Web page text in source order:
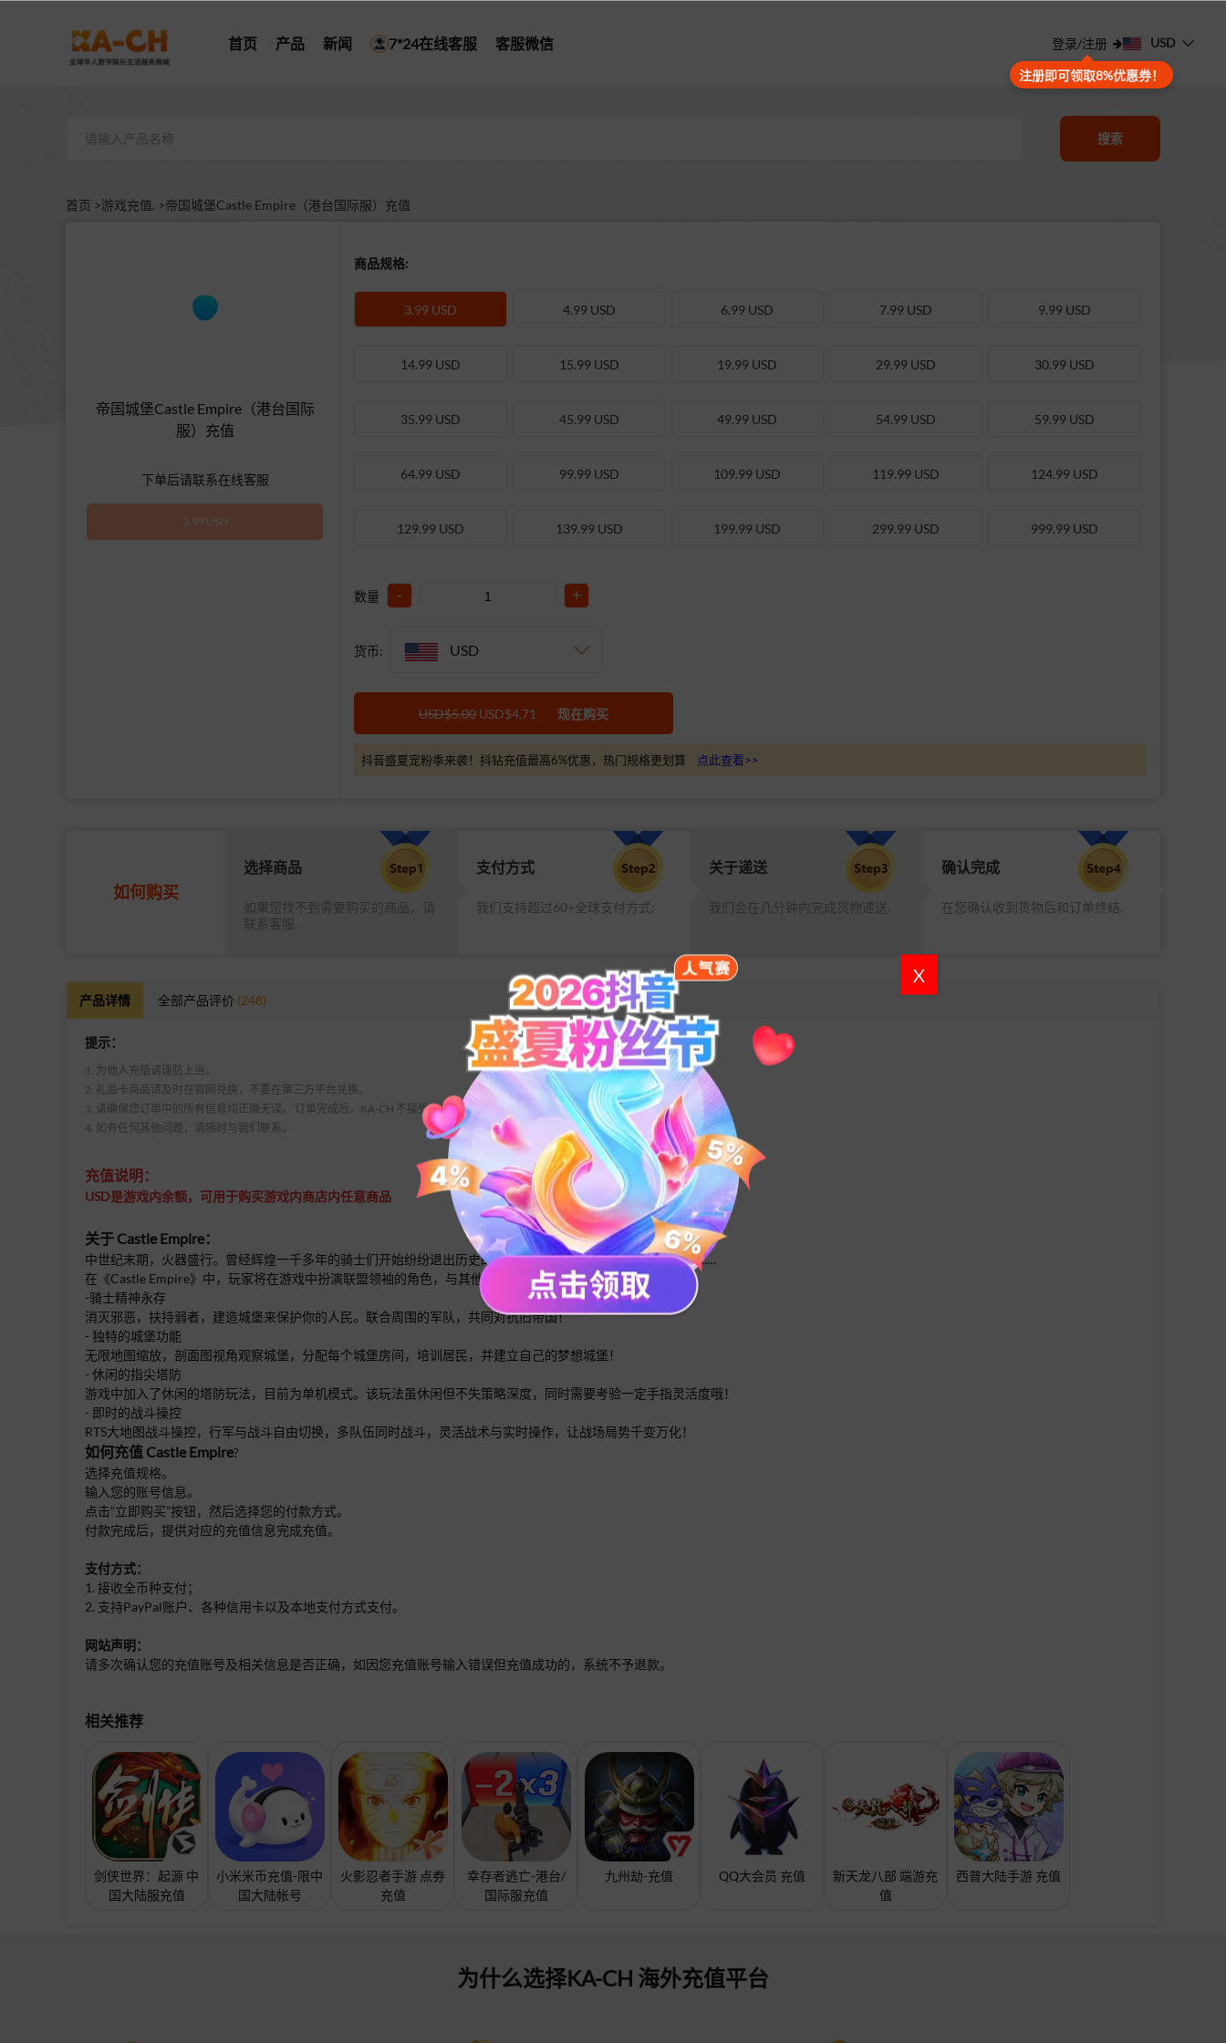
首页 产品 新闻 7*24在线客服 客服微信 登录/注册
注册即可领取8%优惠券！
USD
X
搜索
首页 >游戏充值. >帝国城堡Castle Empire（港台国际服）充值
帝国城堡Castle Empire（港台国际
服）充值
下单后请联系在线客服
3.99 USD
商品规格:
3.99 USD 4.99 USD 6.99 USD 7.99 USD 9.99 USD
14.99 USD 15.99 USD 19.99 USD 29.99 USD 30.99 USD
35.99 USD 45.99 USD 49.99 USD 54.99 USD 59.99 USD
64.99 USD 99.99 USD 109.99 USD 119.99 USD 124.99 USD
129.99 USD 139.99 USD 199.99 USD 299.99 USD 999.99 USD
数量 - +
货币: USD
USD$5.00 USD$4.71 现在购买
抖音盛夏宠粉季来袭！抖钻充值最高6%优惠，热门规格更划算 点此查看>>
如何购买
选择商品
如果您找不到需要购买的商品，请
联系客服.
支付方式
我们支持超过60+全球支付方式;
关于递送
我们会在几分钟内完成货物递送.
确认完成
在您确认收到货物后和订单终结.
产品详情 全部产品评价 (248)
提示：
1. 为他人充值请谨防上当。
2. 礼品卡商品请及时在官网兑换，不要在第三方平台兑换。
3. 请确保您订单中的所有信息均正确无误。 订单完成后，KA-CH 不接受任何退款请求。
4. 如有任何其他问题，请随时与我们联系。
充值说明：
USD是游戏内余额，可用于购买游戏内商店内任意商品
关于 Castle Empire：
中世纪末期，火器盛行。曾经辉煌一千多年的骑士们开始纷纷退出历史的主舞台。旧帝国的力量开始分崩离析……
在《Castle Empire》中，玩家将在游戏中扮演联盟领袖的角色，与其他玩家一起对抗旧帝国的力量！
-骑士精神永存
消灭邪恶，扶持弱者，建造城堡来保护你的人民。联合周围的军队，共同对抗旧帝国！
- 独特的城堡功能
无限地图缩放，剖面图视角观察城堡，分配每个城堡房间，培训居民，并建立自己的梦想城堡！
- 休闲的指尖塔防
游戏中加入了休闲的塔防玩法，目前为单机模式。该玩法虽休闲但不失策略深度，同时需要考验一定手指灵活度哦！
- 即时的战斗操控
RTS大地图战斗操控，行军与战斗自由切换，多队伍同时战斗，灵活战术与实时操作，让战场局势千变万化！
如何充值 Castle Empire?
选择充值规格。
输入您的账号信息。
点击“立即购买”按钮，然后选择您的付款方式。
付款完成后，提供对应的充值信息完成充值。
支付方式：
1. 接收全币种支付；
2. 支持PayPal账户、各种信用卡以及本地支付方式支付。
网站声明：
请多次确认您的充值账号及相关信息是否正确，如因您充值账号输入错误但充值成功的，系统不予退款。
相关推荐
剑侠世界：起源 中
国大陆服充值
小米米币充值-限中
国大陆帐号
火影忍者手游 点券
充值
幸存者逃亡-港台/
国际服充值
九州劫-充值 QQ大会员 充值
新天龙八部 端游充
值
西普大陆手游 充值
为什么选择KA-CH 海外充值平台